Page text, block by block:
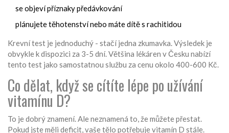
se objeví příznaky předávkování
plánujete těhotenství nebo máte dítě s rachitidou
Krevní test je jednoduchý - stačí jedna zkumavka. Výsledek je
obvykle k dispozici za 3-5 dní. Většina lékáren v Česku nabízí
tento test jako samostatnou službu za cenu okolo 400-600 Kč.
Co dělat, když se cítíte lépe po užívání
vitamínu D?
To je dobrý znamení. Ale neznamená to, že můžete přestat.
Pokud jste měli deficit, vaše tělo potřebuje vitamín D stále.